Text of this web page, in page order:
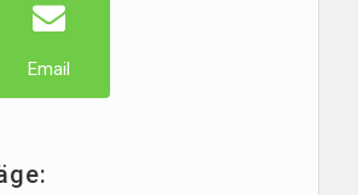
Email